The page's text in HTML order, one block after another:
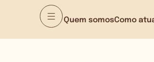
Quem somosComo